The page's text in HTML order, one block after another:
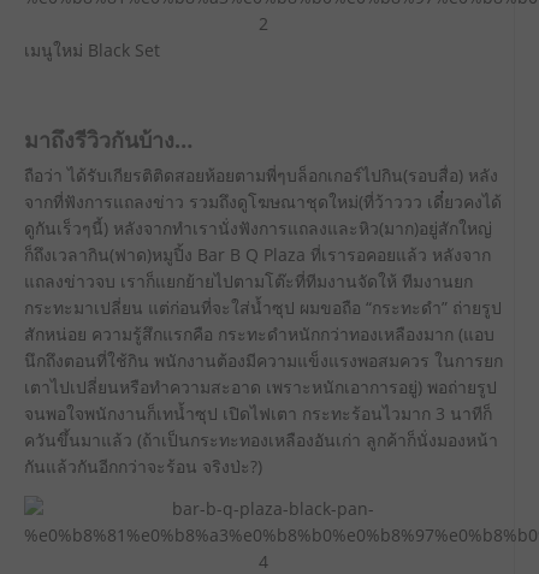
เมนูใหม่ Black Set
มาถึงรีวิวกันบ้าง…
ถือว่า ได้รับเกียรติติดสอยห้อยตามพี่ๆบล็อกเกอร์ไปกิน(รอบสื่อ) หลัง
จากที่ฟังการแถลงข่าว รวมถึงดูโฆษณาชุดใหม่(ที่ว้าววว เดี๋ยวคงได้
ดูกันเร็วๆนี้) หลังจากทำเรานั่งฟังการแถลงและหิว(มาก)อยู่สักใหญ่
ก็ถึงเวลากิน(ฟาด)หมูปิ้ง Bar B Q Plaza ที่เรารอคอยแล้ว หลังจาก
แถลงข่าวจบ เราก็แยกย้ายไปตามโต๊ะที่ทีมงานจัดให้ ทีมงานยก
กระทะมาเปลี่ยน แต่ก่อนที่จะใส่น้ำซุป ผมขอถือ “กระทะดำ” ถ่ายรูป
สักหน่อย ความรู้สึกแรกคือ กระทะดำหนักกว่าทองเหลืองมาก (แอบ
นึกถึงตอนที่ใช้กิน พนักงานต้องมีความแข็งแรงพอสมควร ในการยก
เตาไปเปลี่ยนหรือทำความสะอาด เพราะหนักเอาการอยู่) พอถ่ายรูป
จนพอใจพนักงานก็เทน้ำซุป เปิดไฟเตา กระทะร้อนไวมาก 3 นาทีก็
ควันขึ้นมาแล้ว (ถ้าเป็นกระทะทองเหลืองอันเก่า ลูกค้าก็นั่งมองหน้า
กันแล้วกันอีกกว่าจะร้อน จริงป่ะ?)